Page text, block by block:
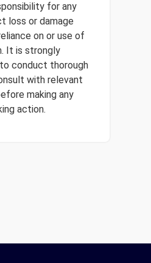
for any
loss or damage
on or use of
It is strongly
conduct thorough
with relevant
making any
action.